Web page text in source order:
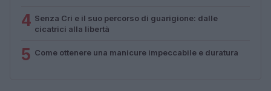
4 Senza Cri e il suo percorso di guarigione: dalle
cicatrici alla libertà
5 Come ottenere una manicure impeccabile e duratura